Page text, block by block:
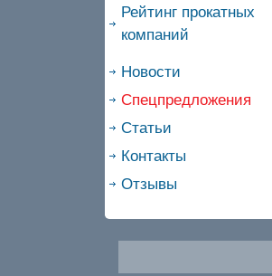
Рейтинг прокатных
компаний
Новости
Спецпредложения
Статьи
Контакты
Отзывы